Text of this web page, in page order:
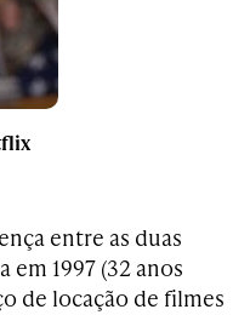
entre as duas
1997 (32 anos
de locação de filmes